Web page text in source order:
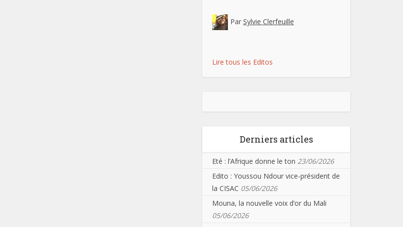
Par Sylvie Clerfeuille
Lire tous les Editos
Derniers articles
Eté : l’Afrique donne le ton 23/06/2026
Edito : Youssou Ndour vice-président de
la CISAC 05/06/2026
Mouna, la nouvelle voix d’or du Mali
05/06/2026